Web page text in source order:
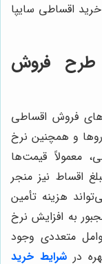
اقساطی سایپا
طرح فروش
فروش اقساطی
و همچنین نرخ
معمولاً قیمت‌ها
اقساط نیز منجر
هزینه تأمین
به افزایش نرخ
متعددی وجود
در شرایط خرید